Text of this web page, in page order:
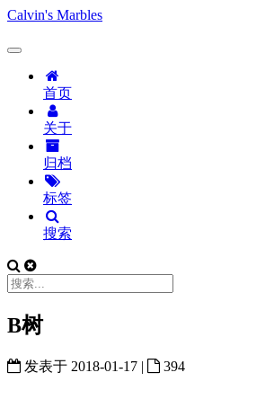
Calvin's Marbles
首页
关于
归档
标签
搜索
B树
发表于 2018-01-17 | 394